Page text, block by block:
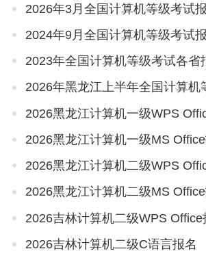
2023年全国计算机等级考试各省
2026年黑龙江上半年全国计算机
2026黑龙江计算机一级WPS
2026黑龙江计算机一级MS
2026黑龙江计算机二级WPS
2026黑龙江计算机二级MS
2026吉林计算机二级WPS Office
2026吉林计算机二级C语言报名